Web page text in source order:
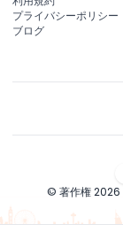
プライバシーポリシー
ブログ
© 著作権 2026